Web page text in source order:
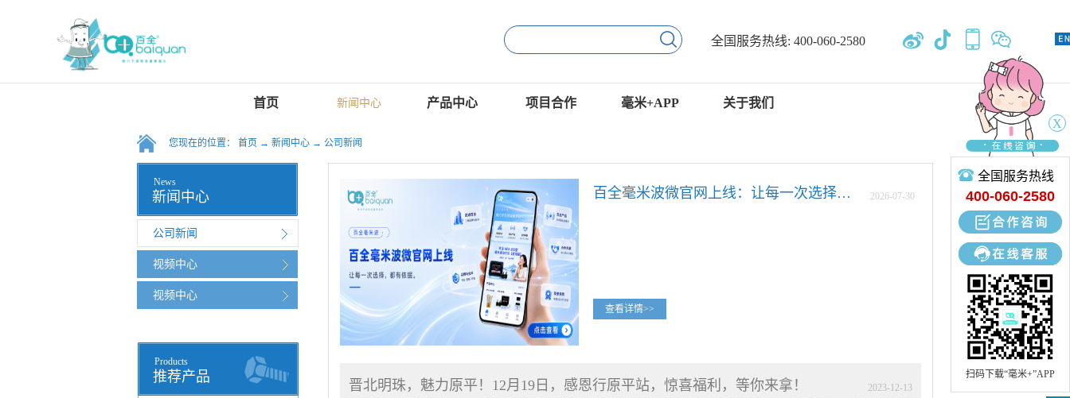
全国服务热线: 400-060-2580
首页 新闻中心 产品中心 项目合作 毫米+APP 关于我们
新闻中心
您现在的位置： 首页 → 新闻中心 → 公司新闻
新闻中心
News
公司新闻
视频中心
视频中心
推荐产品
Products
百全毫米波微官网上线：让每一次选择，都有依据 2026-07-30
查看详情>>
晋北明珠，魅力原平！12月19日，感恩行原平站，惊喜福利，等你来拿！ 2023-12-13
X
全国服务热线
400-060-2580
扫码下载“毫米+”APP